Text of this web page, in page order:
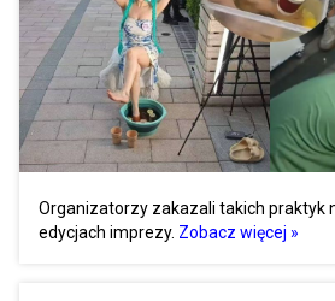
Organizatorzy zakazali takich praktyk
edycjach imprezy. Zobacz więcej »